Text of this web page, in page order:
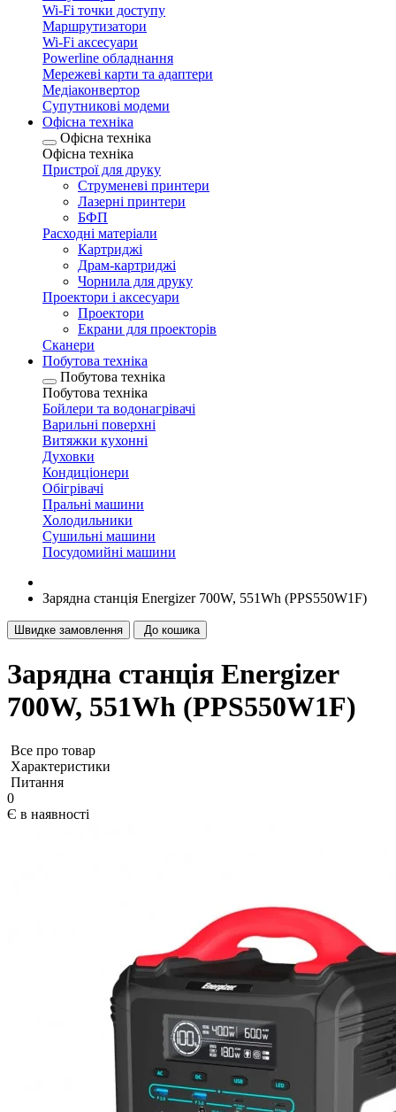
Wi-Fi точки доступу
Маршрутизатори
Wi-Fi аксесуари
Рowerline обладнання
Мережеві карти та адаптери
Медіаконвертор
Супутникові модеми
Офісна техніка
Офісна техніка
Офісна техніка
Пристрої для друку
Струменеві принтери
Лазерні принтери
БФП
Расходні матеріали
Картриджі
Драм-картриджі
Чорнила для друку
Проектори і аксесуари
Проектори
Екрани для проекторів
Сканери
Побутова техніка
Побутова техніка
Побутова техніка
Бойлери та водонагрівачі
Варильні поверхні
Витяжки кухонні
Духовки
Кондиціонери
Обігрівачі
Пральні машини
Холодильники
Сушильні машини
Посудомийні машини
Зарядна станція Energizer 700W, 551Wh (PPS550W1F)
Швидке замовлення До кошика
Зарядна станція Energizer
700W, 551Wh (PPS550W1F)
Все про товар
Характеристики
Питання
0
Є в наявності